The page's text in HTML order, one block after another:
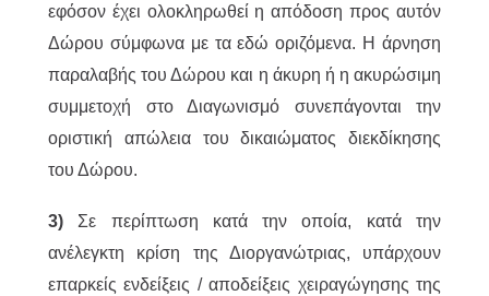
εφόσον έχει ολοκληρωθεί η απόδοση προς αυτόν
Δώρου σύμφωνα με τα εδώ οριζόμενα. Η άρνηση
παραλαβής του Δώρου και η άκυρη ή η ακυρώσιμη
συμμετοχή στο Διαγωνισμό συνεπάγονται την
οριστική απώλεια του δικαιώματος διεκδίκησης
του Δώρου.
3) Σε περίπτωση κατά την οποία, κατά την
ανέλεγκτη κρίση της Διοργανώτριας, υπάρχουν
επαρκείς ενδείξεις / αποδείξεις χειραγώγησης της